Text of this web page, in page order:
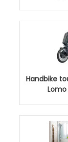
Handbike
Lomo